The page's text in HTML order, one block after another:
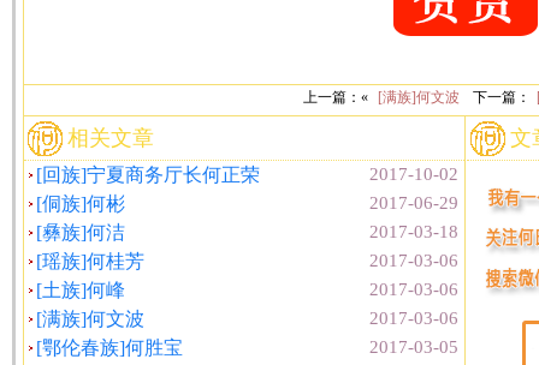
上一篇：« [满族]何文波 下一篇：
相关文章
2017-10-02
[回族]宁夏商务厅长何正荣
2017-06-29
[侗族]何彬
2017-03-18
[彝族]何洁
2017-03-06
[瑶族]何桂芳
2017-03-06
[土族]何峰
2017-03-06
[满族]何文波
2017-03-05
[鄂伦春族]何胜宝
文